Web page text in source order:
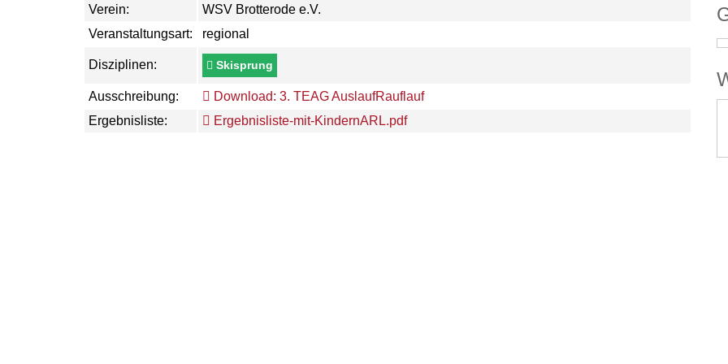
Verein:
WSV Brotterode e.V.
Veranstaltungsart:
regional
Disziplinen: Skisprung
Ausschreibung:
Download: 3. TEAG AuslaufRauflauf
Ergebnisliste:
Ergebnisliste-mit-KindernARL.pdf